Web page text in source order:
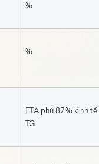
%
%
FTA phủ 87% kinh tế
TG